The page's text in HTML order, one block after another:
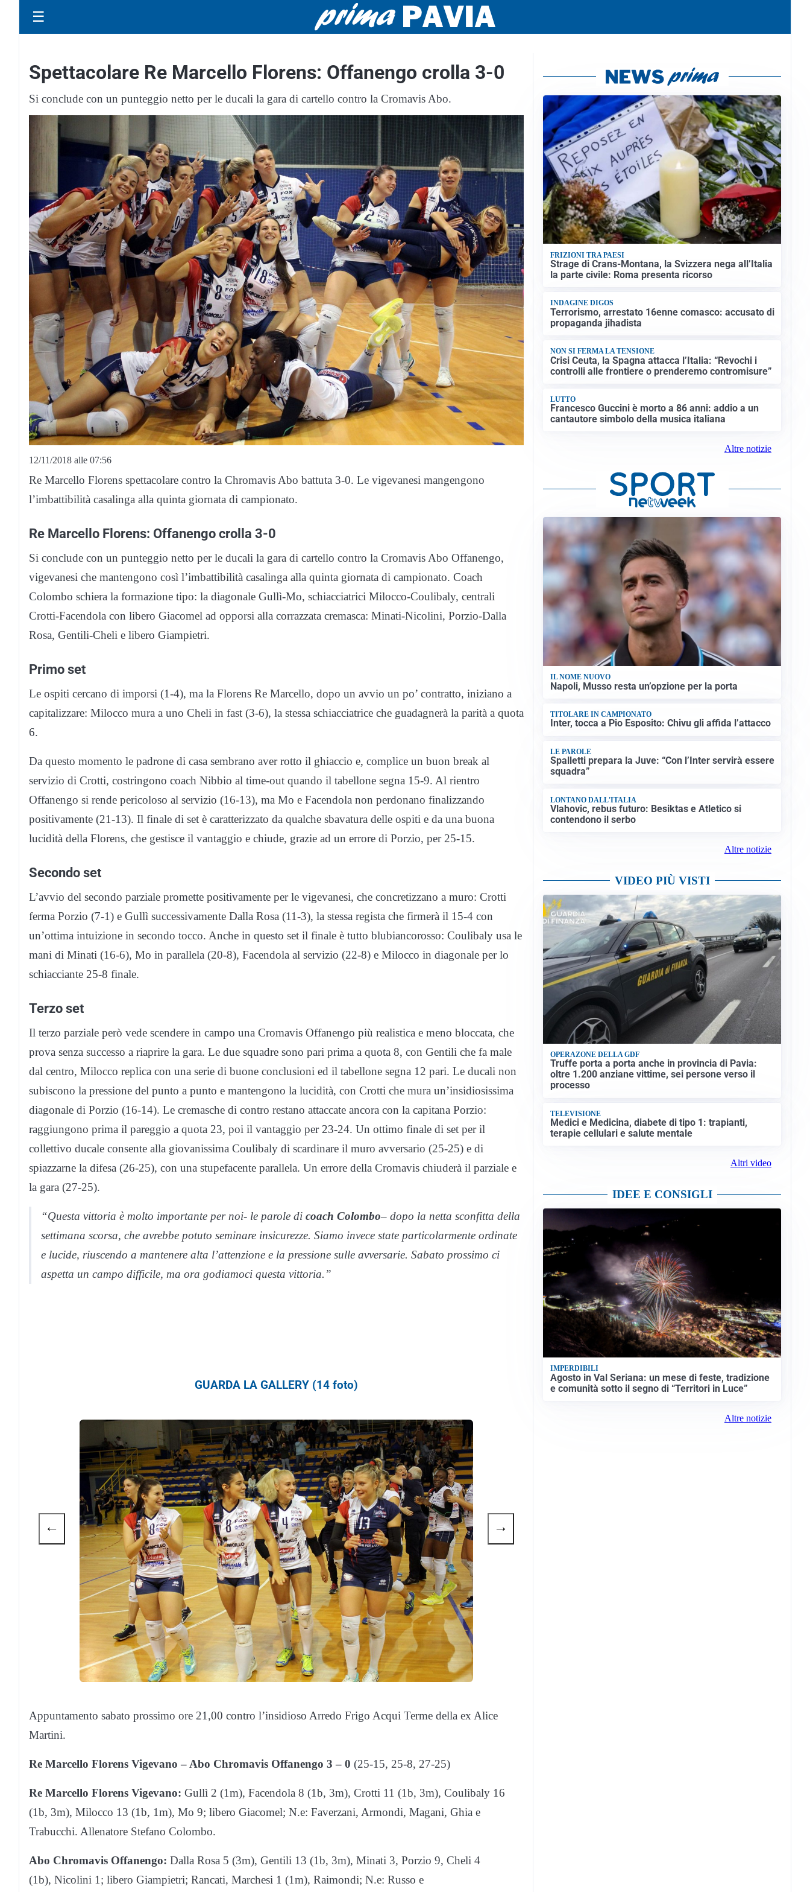
☰
Spettacolare Re Marcello Florens: Offanengo crolla 3-0
Si conclude con un punteggio netto per le ducali la gara di cartello contro la Cromavis Abo.
12/11/2018 alle 07:56
Re Marcello Florens spettacolare contro la Chromavis Abo battuta 3-0. Le vigevanesi mangengono
l’imbattibilità casalinga alla quinta giornata di campionato.
Re Marcello Florens: Offanengo crolla 3-0
Si conclude con un punteggio netto per le ducali la gara di cartello contro la Cromavis Abo Offanengo,
vigevanesi che mantengono così l’imbattibilità casalinga alla quinta giornata di campionato. Coach
Colombo schiera la formazione tipo: la diagonale Gullì-Mo, schiacciatrici Milocco-Coulibaly, centrali
Crotti-Facendola con libero Giacomel ad opporsi alla corrazzata cremasca: Minati-Nicolini, Porzio-Dalla
Rosa, Gentili-Cheli e libero Giampietri.
Primo set
Le ospiti cercano di imporsi (1-4), ma la Florens Re Marcello, dopo un avvio un po’ contratto, iniziano a
capitalizzare: Milocco mura a uno Cheli in fast (3-6), la stessa schiacciatrice che guadagnerà la parità a quota
6.
Da questo momento le padrone di casa sembrano aver rotto il ghiaccio e, complice un buon break al
servizio di Crotti, costringono coach Nibbio al time-out quando il tabellone segna 15-9. Al rientro
Offanengo si rende pericoloso al servizio (16-13), ma Mo e Facendola non perdonano finalizzando
positivamente (21-13). Il finale di set è caratterizzato da qualche sbavatura delle ospiti e da una buona
lucidità della Florens, che gestisce il vantaggio e chiude, grazie ad un errore di Porzio, per 25-15.
Secondo set
L’avvio del secondo parziale promette positivamente per le vigevanesi, che concretizzano a muro: Crotti
ferma Porzio (7-1) e Gullì successivamente Dalla Rosa (11-3), la stessa regista che firmerà il 15-4 con
un’ottima intuizione in secondo tocco. Anche in questo set il finale è tutto blubiancorosso: Coulibaly usa le
mani di Minati (16-6), Mo in parallela (20-8), Facendola al servizio (22-8) e Milocco in diagonale per lo
schiacciante 25-8 finale.
Terzo set
Il terzo parziale però vede scendere in campo una Cromavis Offanengo più realistica e meno bloccata, che
prova senza successo a riaprire la gara. Le due squadre sono pari prima a quota 8, con Gentili che fa male
dal centro, Milocco replica con una serie di buone conclusioni ed il tabellone segna 12 pari. Le ducali non
subiscono la pressione del punto a punto e mantengono la lucidità, con Crotti che mura un’insidiosissima
diagonale di Porzio (16-14). Le cremasche di contro restano attaccate ancora con la capitana Porzio:
raggiungono prima il pareggio a quota 23, poi il vantaggio per 23-24. Un ottimo finale di set per il
collettivo ducale consente alla giovanissima Coulibaly di scardinare il muro avversario (25-25) e di
spiazzarne la difesa (26-25), con una stupefacente parallela. Un errore della Cromavis chiuderà il parziale e
la gara (27-25).
“Questa vittoria è molto importante per noi- le parole di coach Colombo– dopo la netta sconfitta della
settimana scorsa, che avrebbe potuto seminare insicurezze. Siamo invece state particolarmente ordinate
e lucide, riuscendo a mantenere alta l’attenzione e la pressione sulle avversarie. Sabato prossimo ci
aspetta un campo difficile, ma ora godiamoci questa vittoria.”
GUARDA LA GALLERY (14 foto)
← →
Appuntamento sabato prossimo ore 21,00 contro l’insidioso Arredo Frigo Acqui Terme della ex Alice
Martini.
Re Marcello Florens Vigevano – Abo Chromavis Offanengo 3 – 0 (25-15, 25-8, 27-25)
Re Marcello Florens Vigevano: Gullì 2 (1m), Facendola 8 (1b, 3m), Crotti 11 (1b, 3m), Coulibaly 16
(1b, 3m), Milocco 13 (1b, 1m), Mo 9; libero Giacomel; N.e: Faverzani, Armondi, Magani, Ghia e
Trabucchi. Allenatore Stefano Colombo.
Abo Chromavis Offanengo: Dalla Rosa 5 (3m), Gentili 13 (1b, 3m), Minati 3, Porzio 9, Cheli 4
(1b), Nicolini 1; libero Giampietri; Rancati, Marchesi 1 (1m), Raimondi; N.e: Russo e
FRIZIONI TRA PAESI
Strage di Crans-Montana, la Svizzera nega all’Italia
la parte civile: Roma presenta ricorso
INDAGINE DIGOS
Terrorismo, arrestato 16enne comasco: accusato di
propaganda jihadista
NON SI FERMA LA TENSIONE
Crisi Ceuta, la Spagna attacca l’Italia: “Revochi i
controlli alle frontiere o prenderemo contromisure”
LUTTO
Francesco Guccini è morto a 86 anni: addio a un
cantautore simbolo della musica italiana
Altre notizie
IL NOME NUOVO
Napoli, Musso resta un’opzione per la porta
TITOLARE IN CAMPIONATO
Inter, tocca a Pio Esposito: Chivu gli affida l’attacco
LE PAROLE
Spalletti prepara la Juve: “Con l’Inter servirà essere
squadra”
LONTANO DALL'ITALIA
Vlahovic, rebus futuro: Besiktas e Atletico si
contendono il serbo
Altre notizie
VIDEO PIÙ VISTI
OPERAZONE DELLA GDF
Truffe porta a porta anche in provincia di Pavia:
oltre 1.200 anziane vittime, sei persone verso il
processo
TELEVISIONE
Medici e Medicina, diabete di tipo 1: trapianti,
terapie cellulari e salute mentale
Altri video
IDEE E CONSIGLI
IMPERDIBILI
Agosto in Val Seriana: un mese di feste, tradizione
e comunità sotto il segno di “Territori in Luce”
Altre notizie